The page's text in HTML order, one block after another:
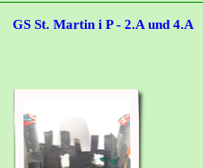
GS St. Martin i P - 2.A und 4.A